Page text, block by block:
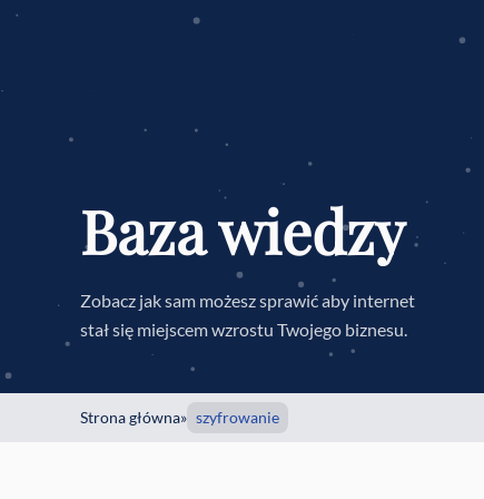
Baza wiedzy
Zobacz jak sam możesz sprawić aby internet
stał się miejscem wzrostu Twojego biznesu.
Strona główna» szyfrowanie